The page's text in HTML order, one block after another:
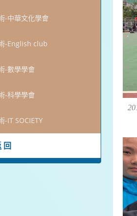
-中華文化學會
-English club
-數學學會
-科學學會
-IT SOCIETY
回